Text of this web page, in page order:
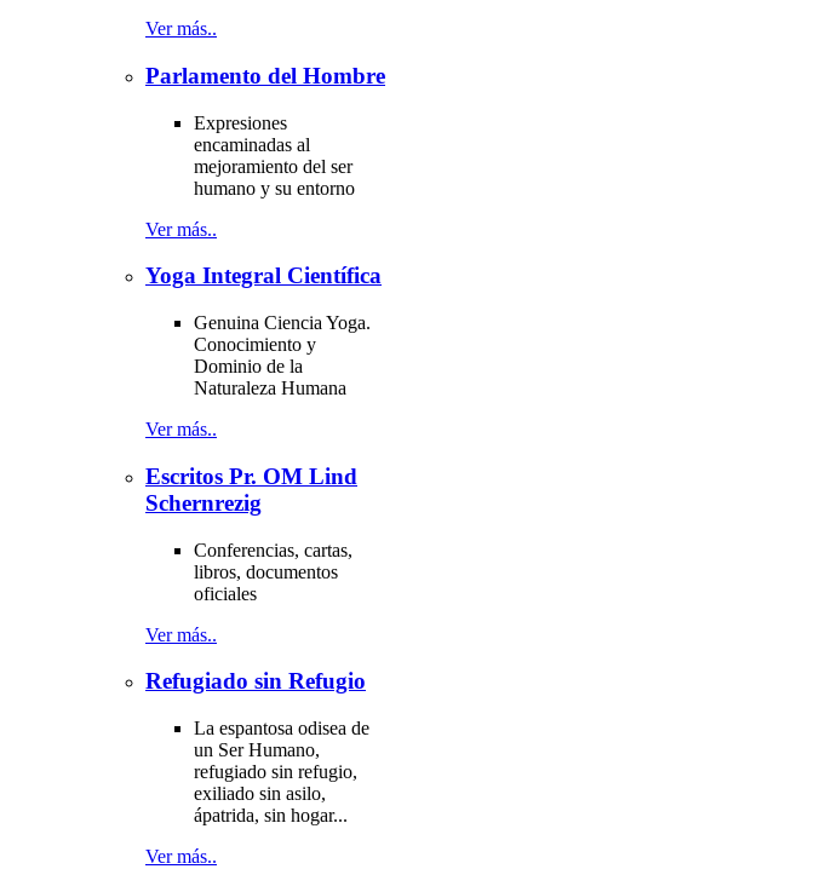
Ver más..
Parlamento del Hombre
Expresiones
encaminadas al
mejoramiento del ser
humano y su entorno
Ver más..
Yoga Integral Científica
Genuina Ciencia Yoga.
Conocimiento y
Dominio de la
Naturaleza Humana
Ver más..
Escritos Pr. OM Lind
Schernrezig
Conferencias, cartas,
libros, documentos
oficiales
Ver más..
Refugiado sin Refugio
La espantosa odisea de
un Ser Humano,
refugiado sin refugio,
exiliado sin asilo,
ápatrida, sin hogar...
Ver más..